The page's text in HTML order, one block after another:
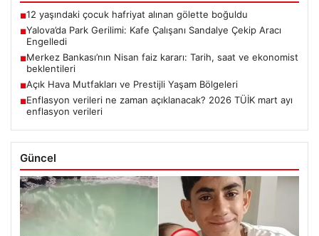
■12 yaşındaki çocuk hafriyat alınan gölette boğuldu
■Yalova’da Park Gerilimi: Kafe Çalışanı Sandalye Çekip Aracı
Engelledi
■Merkez Bankası’nın Nisan faiz kararı: Tarih, saat ve ekonomist
beklentileri
■Açık Hava Mutfakları ve Prestijli Yaşam Bölgeleri
■Enflasyon verileri ne zaman açıklanacak? 2026 TÜİK mart ayı
enflasyon verileri
Güncel